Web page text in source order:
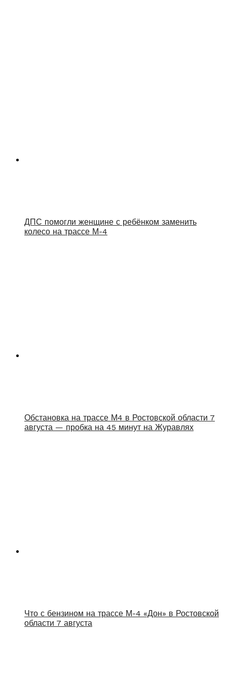
ДПС помогли женщине с ребёнком заменить
колесо на трассе М-4
Обстановка на трассе М4 в Ростовской области 7
августа — пробка на 45 минут на Журавлях
Что с бензином на трассе М-4 «Дон» в Ростовской
области 7 августа